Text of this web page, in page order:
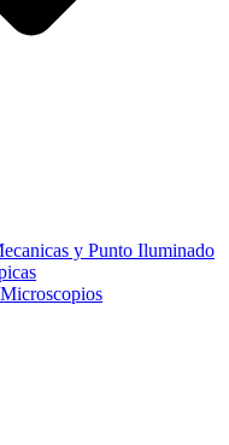
y Punto Iluminado